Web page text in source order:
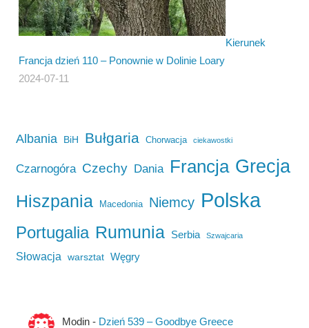
Kierunek
Francja dzień 110 – Ponownie w Dolinie Loary
2024-07-11
Albania BiH Bułgaria Chorwacja ciekawostki
Czarnogóra Czechy Dania Francja Grecja
Hiszpania Macedonia Niemcy Polska
Portugalia Rumunia Serbia Szwajcaria
Słowacja warsztat Węgry
Modin - Dzień 539 – Goodbye Greece